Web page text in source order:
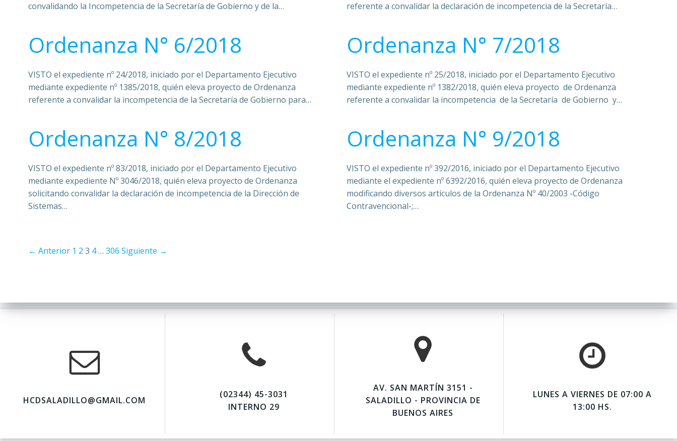
convalidando la Incompetencia de la Secretaría de Gobierno y de la…
referente a convalidar la declaración de incompetencia de la Secretaría…
Ordenanza N° 6/2018
VISTO el expediente nº 24/2018, iniciado por el Departamento Ejecutivo
mediante expediente nº 1385/2018, quién eleva proyecto de Ordenanza
referente a convalidar la incompetencia de la Secretaría de Gobierno para…
Ordenanza N° 7/2018
VISTO el expediente nº 25/2018, iniciado por el Departamento Ejecutivo
mediante expediente nº 1382/2018, quién eleva proyecto de Ordenanza
referente a convalidar la incompetencia de la Secretaría de Gobierno y…
Ordenanza N° 8/2018
VISTO el expediente nº 83/2018, iniciado por el Departamento Ejecutivo
mediante expediente Nº 3046/2018, quién eleva proyecto de Ordenanza
solicitando convalidar la declaración de incompetencia de la Dirección de
Sistemas…
Ordenanza N° 9/2018
VISTO el expediente nº 392/2016, iniciado por el Departamento Ejecutivo
mediante el expediente nº 6392/2016, quién eleva proyecto de Ordenanza
modificando diversos artículos de la Ordenanza Nº 40/2003 -Código
Contravencional-;…
← Anterior 1 2 3 4… 306 Siguiente →
HCDSALADILLO@GMAIL.COM
(02344) 45-3031
INTERNO 29
AV. SAN MARTÍN 3151 -
SALADILLO - PROVINCIA DE
BUENOS AIRES
LUNES A VIERNES DE 07:00 A
13:00 HS.